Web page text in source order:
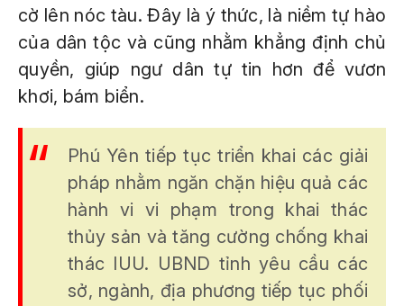
cờ lên nóc tàu. Đây là ý thức, là niềm tự hào
của dân tộc và cũng nhằm khẳng định chủ
quyền, giúp ngư dân tự tin hơn để vươn
khơi, bám biển.
Phú Yên tiếp tục triển khai các giải
pháp nhằm ngăn chặn hiệu quả các
hành vi vi phạm trong khai thác
thủy sản và tăng cường chống khai
thác IUU. UBND tỉnh yêu cầu các
sở, ngành, địa phương tiếp tục phối